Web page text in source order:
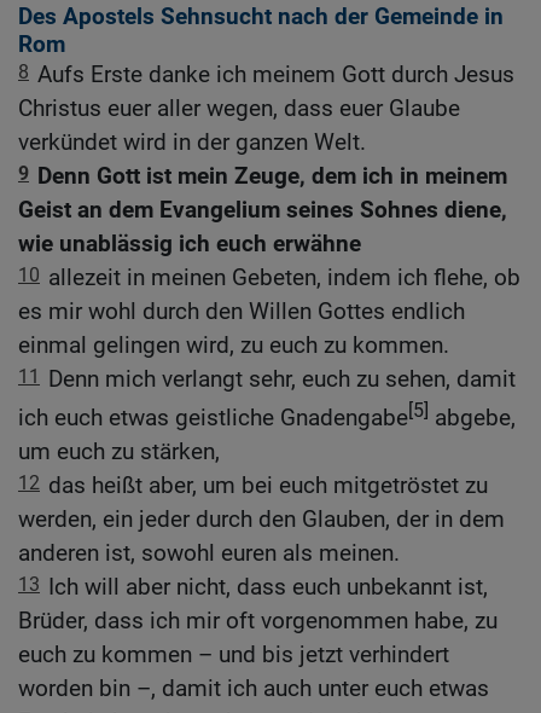
Des Apostels Sehnsucht nach der Gemeinde in
Rom
8 Aufs Erste danke ich meinem Gott durch Jesus
Christus euer aller wegen, dass euer Glaube
verkündet wird in der ganzen Welt.
9 Denn Gott ist mein Zeuge, dem ich in meinem
Geist an dem Evangelium seines Sohnes diene,
wie unablässig ich euch erwähne
10 allezeit in meinen Gebeten, indem ich flehe, ob
es mir wohl durch den Willen Gottes endlich
einmal gelingen wird, zu euch zu kommen.
11 Denn mich verlangt sehr, euch zu sehen, damit
ich euch etwas geistliche Gnadengabe[5] abgebe,
um euch zu stärken,
12 das heißt aber, um bei euch mitgetröstet zu
werden, ein jeder durch den Glauben, der in dem
anderen ist, sowohl euren als meinen.
13 Ich will aber nicht, dass euch unbekannt ist,
Brüder, dass ich mir oft vorgenommen habe, zu
euch zu kommen – und bis jetzt verhindert
worden bin –, damit ich auch unter euch etwas